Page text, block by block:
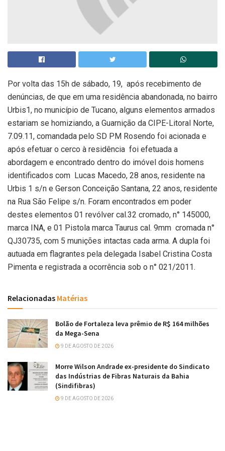
Por volta das 15h de sábado, 19, após recebimento de
denúncias, de que em uma residência abandonada, no bairro
Urbis1, no município de Tucano, alguns elementos armados
estariam se homiziando, a Guarnição da CIPE-Litoral Norte,
7.09.11, comandada pelo SD PM Rosendo foi acionada e
após efetuar o cerco à residência foi efetuada a
abordagem e encontrado dentro do imóvel dois homens
identificados com Lucas Macedo, 28 anos, residente na
Urbis 1 s/n e Gerson Conceição Santana, 22 anos, residente
na Rua São Felipe s/n. Foram encontrados em poder
destes elementos 01 revólver cal.32 cromado, n° 145000,
marca INA, e 01 Pistola marca Taurus cal. 9mm cromada n°
QJ30735, com 5 munições intactas cada arma. A dupla foi
autuada em flagrantes pela delegada Isabel Cristina Costa
Pimenta e registrada a ocorrência sob o n° 021/2011.
Relacionadas Matérias
Bolão de Fortaleza leva prêmio de R$ 164 milhões
da Mega-Sena
9 DE AGOSTO DE 2026
Morre Wilson Andrade ex-presidente do Sindicato
das Indústrias de Fibras Naturais da Bahia
(Sindifibras)
9 DE AGOSTO DE 2026